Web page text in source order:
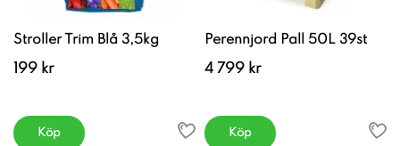
Stroller Trim Blå 3,5kg
199 kr
Köp
Perennjord Pall 50L 39st
4 799 kr
Köp